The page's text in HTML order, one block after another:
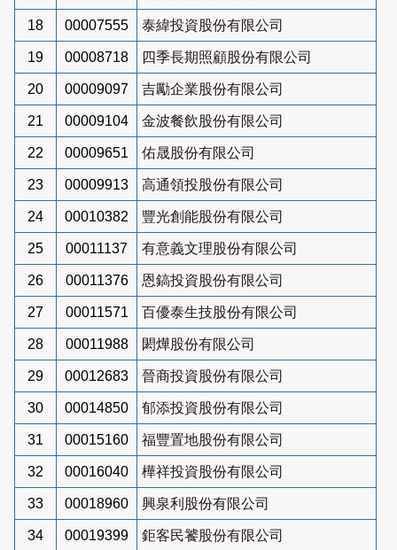
18 00007555 泰緯投資股份有限公司
19 00008718 四季長期照顧股份有限公司
20 00009097 吉勵企業股份有限公司
21 00009104 金波餐飲股份有限公司
22 00009651 佑晟股份有限公司
23 00009913 高通領投股份有限公司
24 00010382 豐光創能股份有限公司
25 00011137 有意義文理股份有限公司
26 00011376 恩鎬投資股份有限公司
27 00011571 百優泰生技股份有限公司
28 00011988 閎燁股份有限公司
29 00012683 晉商投資股份有限公司
30 00014850 郁添投資股份有限公司
31 00015160 福豐置地股份有限公司
32 00016040 樺祥投資股份有限公司
33 00018960 興泉利股份有限公司
34 00019399 鉅客民饕股份有限公司